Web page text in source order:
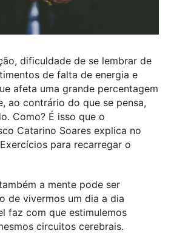
dificuldade de se lembrar de
de falta de energia e
afeta uma grande percentagem
ao contrário do que se pensa,
Como? É isso que o
Catarino Soares explica no
para recarregar o
a mente pode ser
de vivermos um dia a dia
faz com que estimulemos
circuitos cerebrais.